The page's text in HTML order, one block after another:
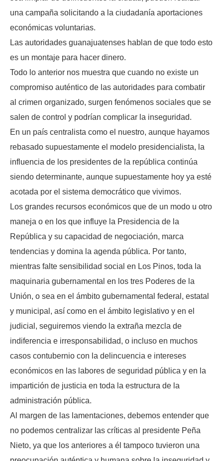
una campaña solicitando a la ciudadanía aportaciones
económicas voluntarias.
Las autoridades guanajuatenses hablan de que todo esto
es un montaje para hacer dinero.
Todo lo anterior nos muestra que cuando no existe un
compromiso auténtico de las autoridades para combatir
al crimen organizado, surgen fenómenos sociales que se
salen de control y podrían complicar la inseguridad.
En un país centralista como el nuestro, aunque hayamos
rebasado supuestamente el modelo presidencialista, la
influencia de los presidentes de la república continúa
siendo determinante, aunque supuestamente hoy ya esté
acotada por el sistema democrático que vivimos.
Los grandes recursos económicos que de un modo u otro
maneja o en los que influye la Presidencia de la
República y su capacidad de negociación, marca
tendencias y domina la agenda pública. Por tanto,
mientras falte sensibilidad social en Los Pinos, toda la
maquinaria gubernamental en los tres Poderes de la
Unión, o sea en el ámbito gubernamental federal, estatal
y municipal, así como en el ámbito legislativo y en el
judicial, seguiremos viendo la extraña mezcla de
indiferencia e irresponsabilidad, o incluso en muchos
casos contubernio con la delincuencia e intereses
económicos en las labores de seguridad pública y en la
impartición de justicia en toda la estructura de la
administración pública.
Al margen de las lamentaciones, debemos entender que
no podemos centralizar las críticas al presidente Peña
Nieto, ya que los anteriores a él tampoco tuvieron una